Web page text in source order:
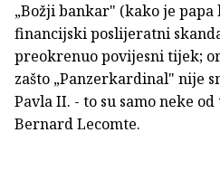
„Božji bankar" (kako je
financijski poslijeratni
preokrenuo povijesni tijek;
zašto „Panzerkardinal" nije
Pavla II. - to su samo neke
Bernard Lecomte.